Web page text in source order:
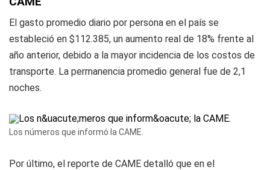
El gasto promedio diario por persona en el país se
estableció en $112.385, un aumento real de 18% frente al
año anterior, debido a la mayor incidencia de los costos de
transporte. La permanencia promedio general fue de 2,1
noches.
Los números que informó la CAME.
Por último, el reporte de CAME detalló que en el